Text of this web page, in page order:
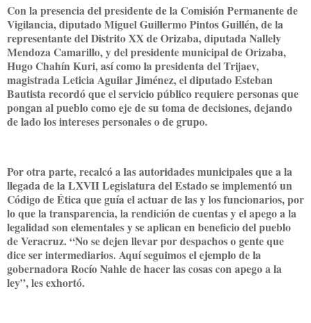
Con la presencia del presidente de la Comisión Permanente de
Vigilancia, diputado Miguel Guillermo Pintos Guillén, de la
representante del Distrito XX de Orizaba, diputada Nallely
Mendoza Camarillo, y del presidente municipal de Orizaba,
Hugo Chahín Kuri, así como la presidenta del Trijaev,
magistrada Leticia Aguilar Jiménez, el diputado Esteban
Bautista recordó que el servicio público requiere personas que
pongan al pueblo como eje de su toma de decisiones, dejando
de lado los intereses personales o de grupo.
Por otra parte, recalcó a las autoridades municipales que a la
llegada de la LXVII Legislatura del Estado se implementó un
Código de Ética que guía el actuar de las y los funcionarios, por
lo que la transparencia, la rendición de cuentas y el apego a la
legalidad son elementales y se aplican en beneficio del pueblo
de Veracruz. “No se dejen llevar por despachos o gente que
dice ser intermediarios. Aquí seguimos el ejemplo de la
gobernadora Rocío Nahle de hacer las cosas con apego a la
ley”, les exhortó.